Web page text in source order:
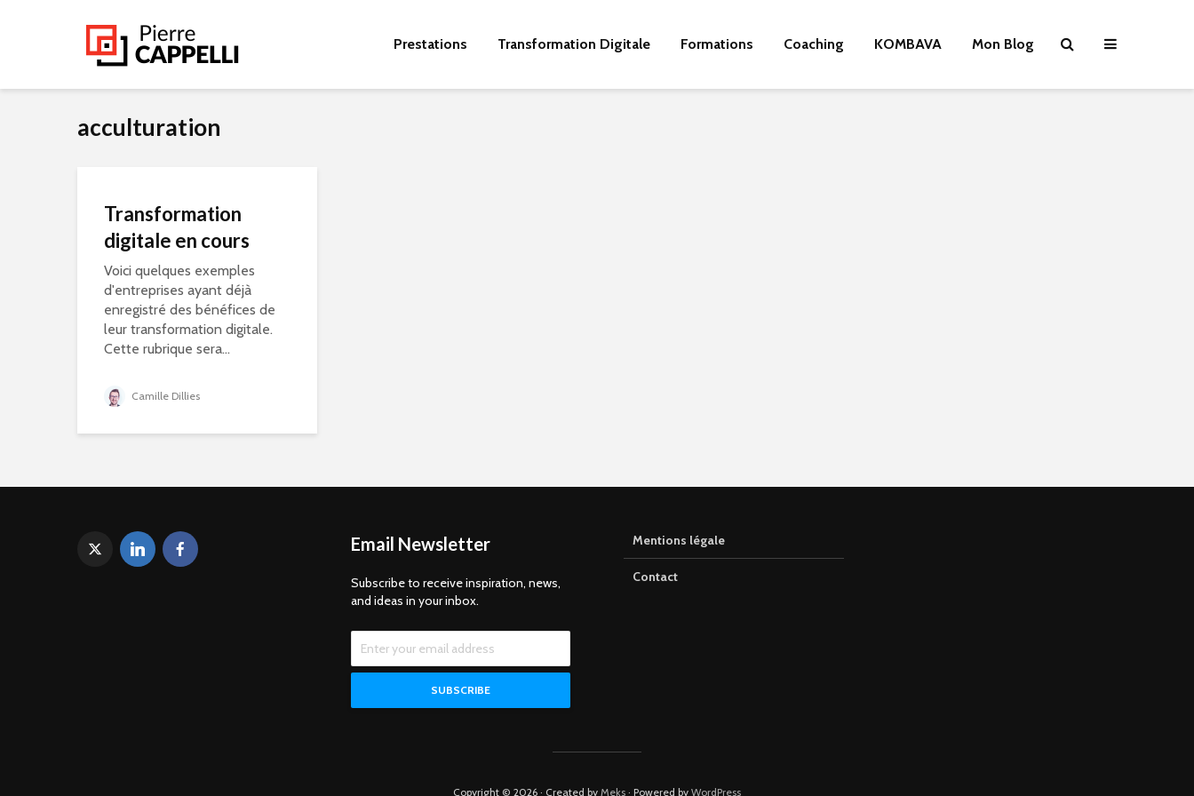
Prestations Transformation Digitale Formations Coaching KOMBAVA Mon Blog
acculturation
Transformation
digitale en cours
Voici quelques exemples
d'entreprises ayant déjà
enregistré des bénéfices de
leur transformation digitale.
Cette rubrique sera...
Camille Dillies
Email Newsletter
Subscribe to receive inspiration, news,
and ideas in your inbox.
Mentions légale
Contact
Copyright © 2026 · Created by Meks · Powered by WordPress